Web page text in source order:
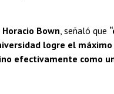
Bown , señaló que
logre el
efectivamente como